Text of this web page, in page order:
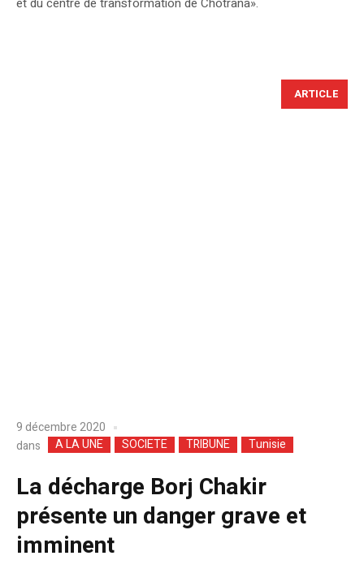
ARTICLE
9 décembre 2020
dans
A LA UNE SOCIETE TRIBUNE Tunisie
La décharge Borj Chakir
présente un danger grave et
imminent